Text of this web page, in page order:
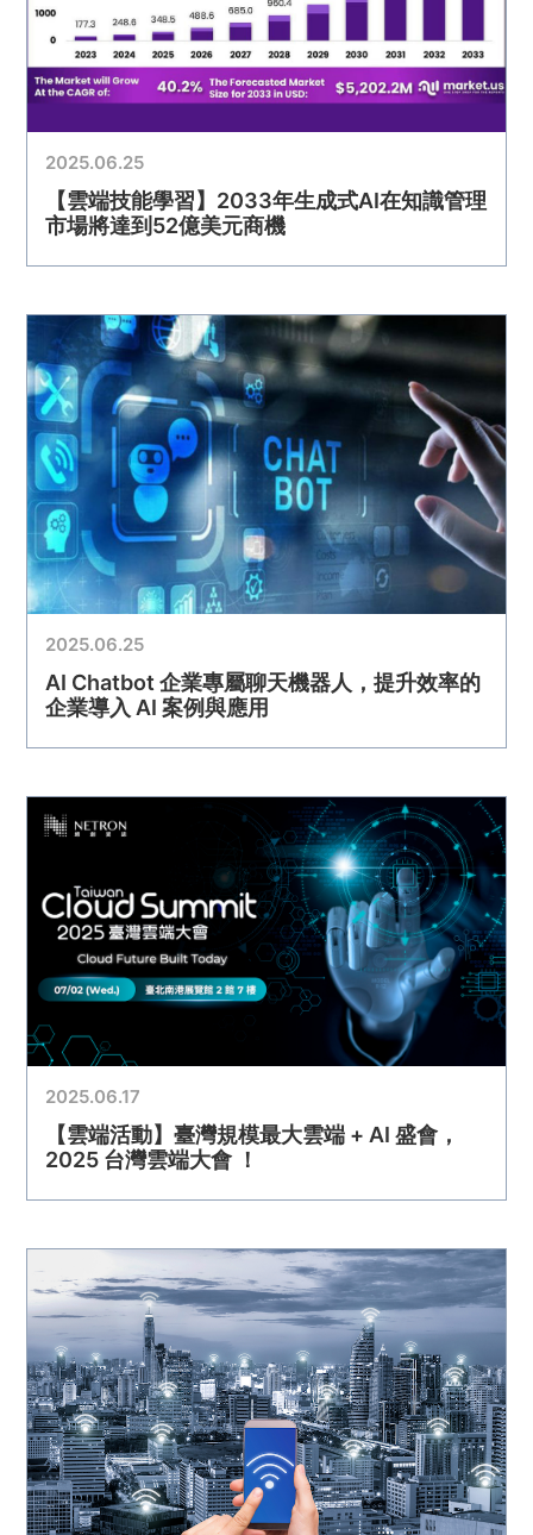
2025.06.25
【雲端技能學習】2033年生成式AI在知識管理
市場將達到52億美元商機
2025.06.25
AI Chatbot 企業專屬聊天機器人，提升效率的
企業導入 AI 案例與應用
2025.06.17
【雲端活動】臺灣規模最大雲端 + AI 盛會，
2025 台灣雲端大會 ！